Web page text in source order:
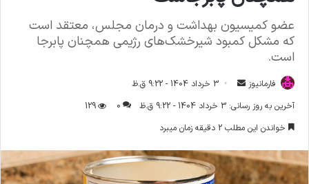
عضو کمیسیون بهداشت و درمان مجلس، معتقد است
که مشکل کمبود شیرخشک‌های رژیمی همچنان پابرجا
است.
فارمانیوز
ا
ل
3 خرداد 1404 - 9:22 ق.ظ
آخرین به روز رسانی: 3 خرداد 1404 - 9:22 ق.ظ
0
129
خواندن این مطلب 2 دقیقه زمان میبرد